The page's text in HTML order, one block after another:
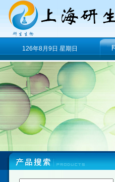
126年8月9日 星期日